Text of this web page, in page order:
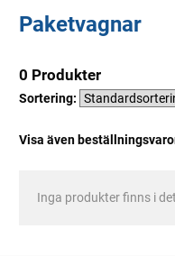
Paketvagnar
0 Produkter
Sortering:
Visa även
Inga produkter finns i